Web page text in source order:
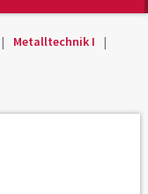
Metalltechnik I